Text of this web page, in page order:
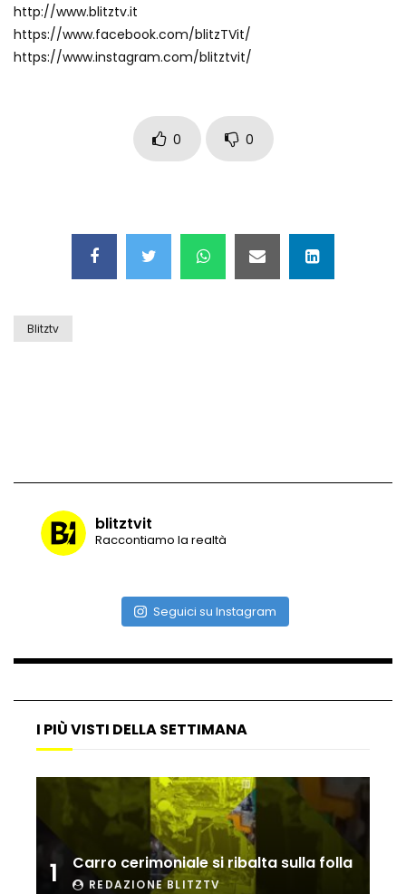
Esplode cabina elettrica sotterranea
Grattacielo crolla per un incendio
Atterraggio di emergenza tra le auto:
Ucraina, ecco come gli F16 intercettano
Parco divertimenti, attrazione cede
all’improvviso
http://www.blitztv.it
https://www.facebook.com/blitzTVit/
https://www.instagram.com/blitztvit/
0 0
Blitztv
blitztvit
Raccontiamo la realtà
Seguici su Instagram
I PIÙ VISTI DELLA SETTIMANA
1 Carro cerimoniale si ribalta sulla folla
REDAZIONE BLITZTV